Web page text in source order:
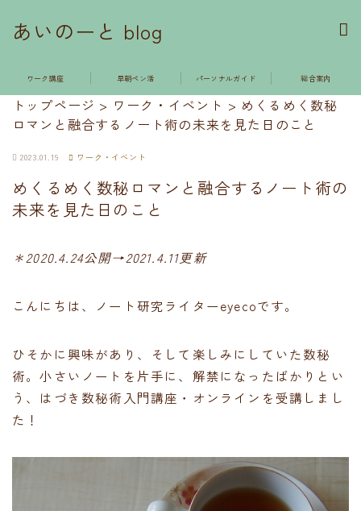
あいのーと blog
ワーク講座 早朝ペン活 パーソナルガイド 総合案内
トップページ > ワーク・イベント > めくるめく数秘
ロマンと融合するノート術の未来を見た日のこと
2023.01.19 ワーク・イベント
めくるめく数秘ロマンと融合するノート術の
未来を見た日のこと
＊2020.4.24公開→2021.4.11更新
こんにちは、ノート研究ライターeyecoです。
ひそかに興味があり、そして楽しみにしていた数秘
術。小さいノートを片手に、解禁になったばかりとい
う、はづき数秘術入門講座・オンラインを受講しまし
た！